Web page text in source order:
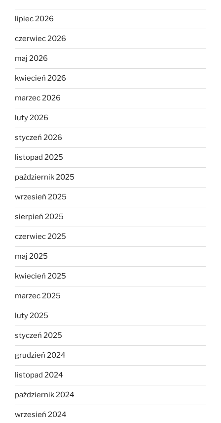
lipiec 2026
czerwiec 2026
maj 2026
kwiecień 2026
marzec 2026
luty 2026
styczeń 2026
listopad 2025
październik 2025
wrzesień 2025
sierpień 2025
czerwiec 2025
maj 2025
kwiecień 2025
marzec 2025
luty 2025
styczeń 2025
grudzień 2024
listopad 2024
październik 2024
wrzesień 2024